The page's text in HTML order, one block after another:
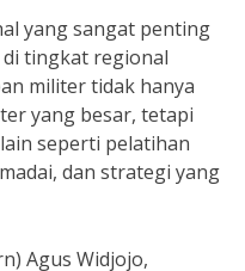
yang sangat penting
tingkat regional
militer tidak hanya
yang besar, tetapi
seperti pelatihan
dan strategi yang
Agus Widjojo,